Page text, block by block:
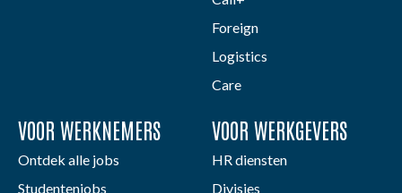
Foreign
Logistics
Care
VOOR WERKNEMERS
Ontdek alle jobs
Studentenjobs
VOOR WERKGEVERS
HR diensten
Divisies